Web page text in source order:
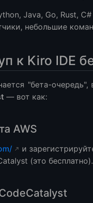
Java, Go, Rust,
небольшие
к Kiro IDE
"бета-
— вот как:
AWS
и
(это бесплатно).